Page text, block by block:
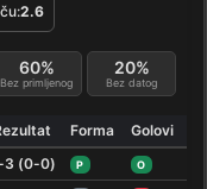
2.6
Bez primljenog
60%
Bez datog
20%
Forma
Golovi
3 (0-0) P O